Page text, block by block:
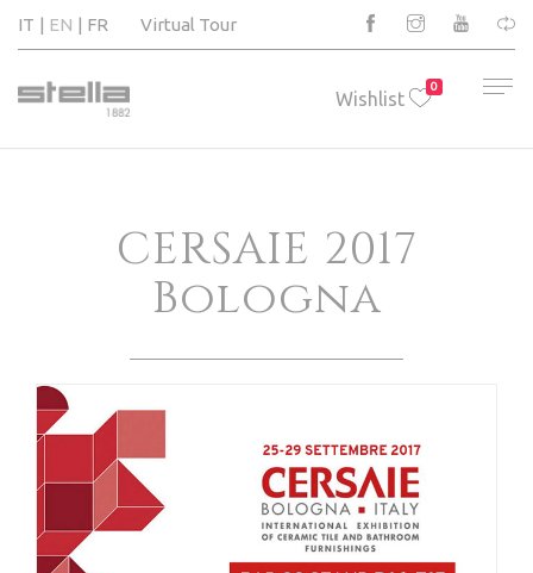
IT EN FR Virtual Tour
Wishlist
0
CERSAIE 2017
Bologna